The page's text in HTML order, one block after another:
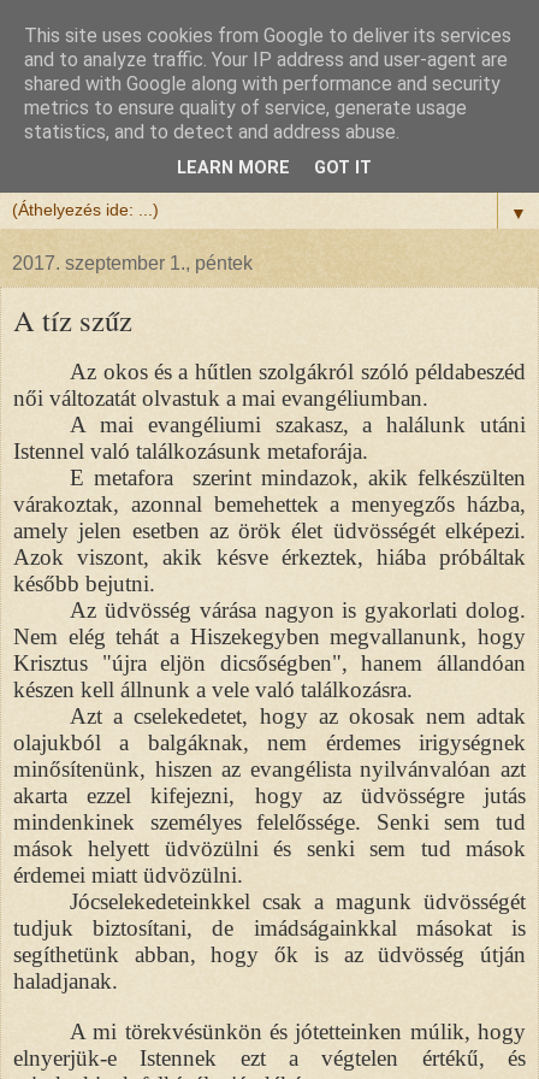
Félix atya
Szeretettel köszöntöm a honlapomra ellátogatót.
▼
2017. szeptember 1., péntek
A tíz szűz
Az okos és a hűtlen szolgákról szóló példabeszéd
női változatát olvastuk a mai evangéliumban.
A mai evangéliumi szakasz, a halálunk utáni
Istennel való találkozásunk metaforája.
E metafora szerint mindazok, akik felkészülten
várakoztak, azonnal bemehettek a menyegzős házba,
amely jelen esetben az örök élet üdvösségét elképezi.
Azok viszont, akik késve érkeztek, hiába próbáltak
később bejutni.
Az üdvösség várása nagyon is gyakorlati dolog.
Nem elég tehát a Hiszekegyben megvallanunk, hogy
Krisztus "újra eljön dicsőségben", hanem állandóan
készen kell állnunk a vele való találkozásra.
Azt a cselekedetet, hogy az okosak nem adtak
olajukból a balgáknak, nem érdemes irigységnek
minősítenünk, hiszen az evangélista nyilvánvalóan azt
akarta ezzel kifejezni, hogy az üdvösségre jutás
mindenkinek személyes felelőssége. Senki sem tud
mások helyett üdvözülni és senki sem tud mások
érdemei miatt üdvözülni.
Jócselekedeteinkkel csak a magunk üdvösségét
tudjuk biztosítani, de imádságainkkal másokat is
segíthetünk abban, hogy ők is az üdvösség útján
haladjanak.
A mi törekvésünkön és jótetteinken múlik, hogy
elnyerjük-e Istennek ezt a végtelen értékű, és
This site uses cookies from Google to deliver its services
and to analyze traffic. Your IP address and user-agent are
shared with Google along with performance and security
metrics to ensure quality of service, generate usage
statistics, and to detect and address abuse.
LEARN MORE GOT IT